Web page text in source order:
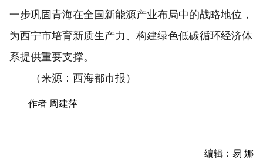
一步巩固青海在全国新能源产业布局中的战略地位，
为西宁市培育新质生产力、构建绿色低碳循环经济体
系提供重要支撑。
（来源：西海都市报）
作者 周建萍
编辑：易 娜